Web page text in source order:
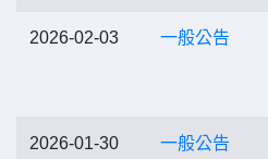
2026-02-03 一般公告
2026-01-30 一般公告